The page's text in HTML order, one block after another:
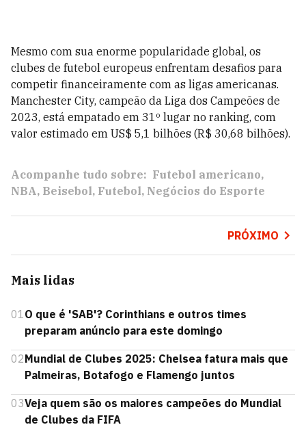
Mesmo com sua enorme popularidade global, os
clubes de futebol europeus enfrentam desafios para
competir financeiramente com as ligas americanas.
Manchester City, campeão da Liga dos Campeões de
2023, está empatado em 31º lugar no ranking, com
valor estimado em US$ 5,1 bilhões (R$ 30,68 bilhões).
Acompanhe tudo sobre: Futebol americano
NBA Beisebol Futebol Negócios do Esporte
PRÓXIMO
Mais lidas
01O que é 'SAB'? Corinthians e outros times
preparam anúncio para este domingo
02Mundial de Clubes 2025: Chelsea fatura mais que
Palmeiras, Botafogo e Flamengo juntos
03Veja quem são os maiores campeões do Mundial
de Clubes da FIFA